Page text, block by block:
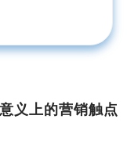
义上的营销触点